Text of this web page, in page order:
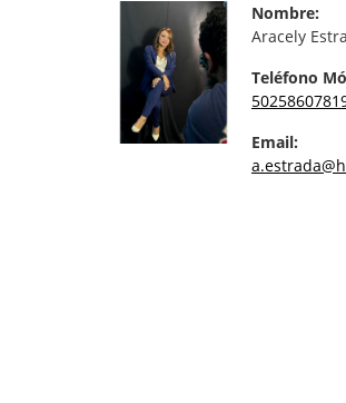
Nombre:
Aracely
Teléfono
Email: